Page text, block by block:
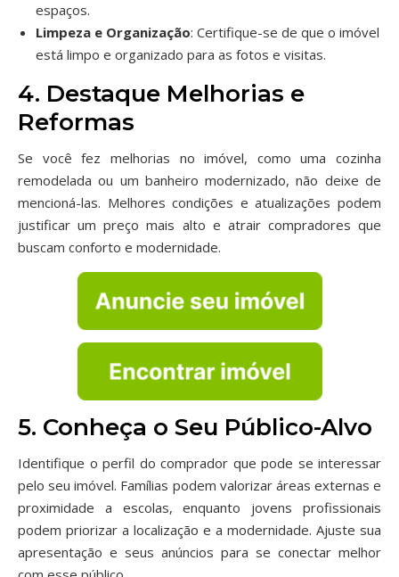
espaços.
Limpeza e Organização: Certifique-se de que o imóvel
está limpo e organizado para as fotos e visitas.
4. Destaque Melhorias e
Reformas
Se você fez melhorias no imóvel, como uma cozinha
remodelada ou um banheiro modernizado, não deixe de
mencioná-las. Melhores condições e atualizações podem
justificar um preço mais alto e atrair compradores que
buscam conforto e modernidade.
5. Conheça o Seu Público-Alvo
Identifique o perfil do comprador que pode se interessar
pelo seu imóvel. Famílias podem valorizar áreas externas e
proximidade a escolas, enquanto jovens profissionais
podem priorizar a localização e a modernidade. Ajuste sua
apresentação e seus anúncios para se conectar melhor